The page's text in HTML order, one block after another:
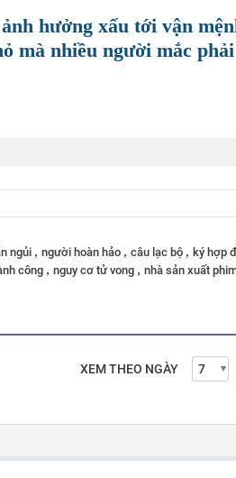
hưởng xấu tới vận
mà nhiều người mắc phải
ngủi , người hoàn hảo , câu lạc bộ , ký hợp
công , nguy cơ tử vong , nhà sản xuất
XEM THEO NGÀY